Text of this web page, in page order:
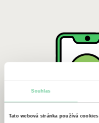
Souhlas
Tato webová stránka používá cookies